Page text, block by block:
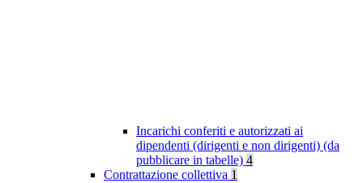
Incarichi conferiti e autorizzati ai
dipendenti (dirigenti e non dirigenti) (da
pubblicare in tabelle) 4
Contrattazione collettiva 1